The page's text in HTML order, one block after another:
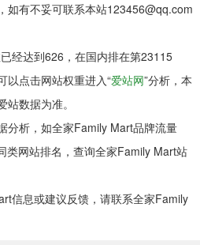
有不妥可联系本站123456@qq.com
达到626，在国内排在第23115
以点击网站权重进入“爱站网”分析，本
数据为准。
析，如全家Family Mart品牌流量
类网站排名，查询全家Family Mart站
息或建议反馈，请联系全家Family